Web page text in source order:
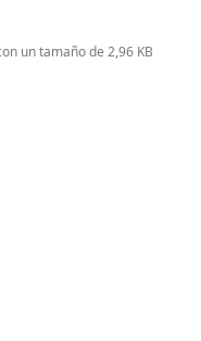
un tamaño de 2,96 KB